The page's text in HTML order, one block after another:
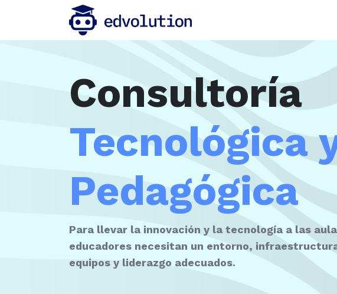
Consultoría
Tecnológica
Pedagógica
Para llevar la innovación y la tecnología a las
educadores necesitan un entorno,
equipos y liderazgo adecuados.